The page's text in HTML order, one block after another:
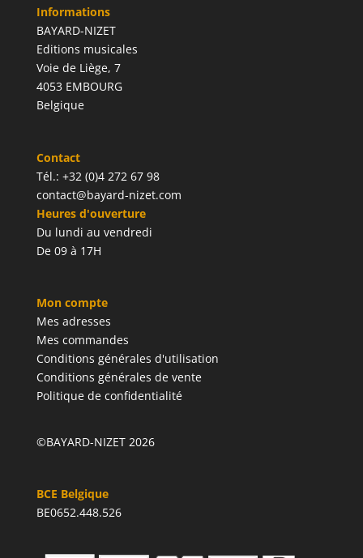
Informations
BAYARD-NIZET
Editions musicales
Voie de Liège, 7
4053 EMBOURG
Belgique
Contact
Tél.: +32 (0)4 272 67 98
contact@bayard-nizet.com
Heures d'ouverture
Du lundi au vendredi
De 09 à 17H
Mon compte
Mes adresses
Mes commandes
Conditions générales d'utilisation
Conditions générales de vente
Politique de confidentialité
©BAYARD-NIZET 2026
BCE Belgique
BE0652.448.526